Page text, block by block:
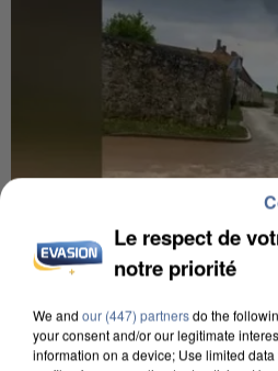
Le respect de
notre priorité
We and our (447) partnersdo the
your consent and/or our legitimate
information on a device; Use limited